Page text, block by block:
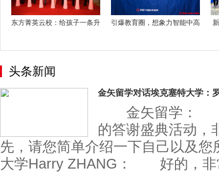
东方菁英云校：给孩子一条升
引爆教育圈，想象力智能中高
头条新闻
金矢留学对话埃克塞特大学：
金矢留学： 老
的答谢盛典活动，
先，请您简单介绍一下自己以
大学Harry ZHANG： 好的，非